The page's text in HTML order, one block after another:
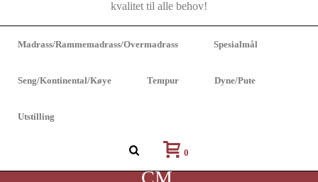
Madrass/Rammemadrass/Overmadrass Spesialmål
Seng/Kontinental/Køye Tempur Dyne/Pute
Utstilling
0
PRESTIGE DE LUXE 120×200
CM.